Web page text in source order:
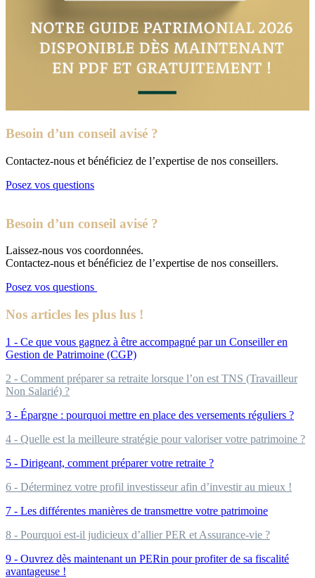
Besoin d’un conseil avisé ?
Contactez-nous et bénéficiez de l’expertise de nos conseillers.
Posez vos questions
Besoin d’un conseil avisé ?
Laissez-nous vos coordonnées.
Contactez-nous et bénéficiez de l’expertise de nos conseillers.
Posez vos questions
Nos articles les plus lus !
1 - Ce que vous gagnez à être accompagné par un Conseiller en
Gestion de Patrimoine (CGP)
2 - Comment préparer sa retraite lorsque l’on est TNS (Travailleur
Non Salarié) ?
3 - Épargne : pourquoi mettre en place des versements réguliers ?
4 - Quelle est la meilleure stratégie pour valoriser votre patrimoine ?
5 - Dirigeant, comment préparer votre retraite ?
6 - Déterminez votre profil investisseur afin d’investir au mieux !
7 - Les différentes manières de transmettre votre patrimoine
8 - Pourquoi est-il judicieux d’allier PER et Assurance-vie ?
9 - Ouvrez dès maintenant un PERin pour profiter de sa fiscalité
avantageuse !